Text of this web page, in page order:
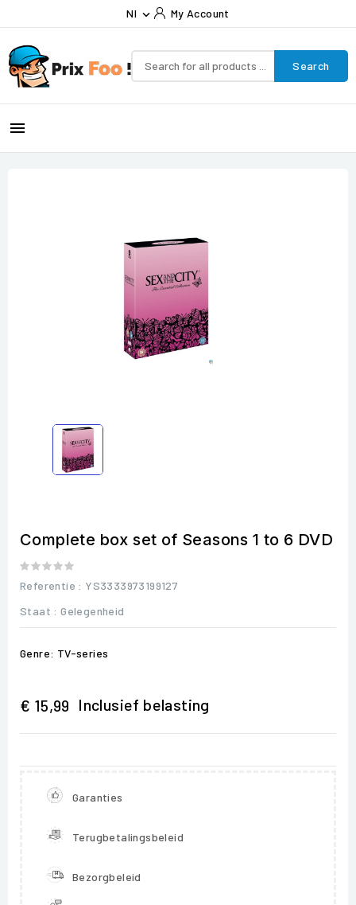
Nl  My Account
Search

Complete box set of Seasons 1 to 6 DVD
Referentie : YS3333973199127
Staat : Gelegenheid
Genre: TV-series
€ 15,99 Inclusief belasting
Garanties
Terugbetalingsbeleid
Bezorgbeleid